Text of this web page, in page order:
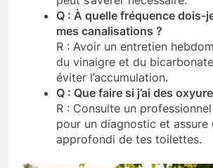
Q : À quelle fréquence dois-
mes canalisations ?
R : Avoir un entretien
du vinaigre et du
éviter l’accumulation.
Q : Que faire si j’ai des
R : Consulte un
pour un diagnostic et assure
approfondi de tes toilettes.